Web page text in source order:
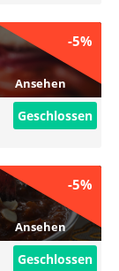
-5%
Ansehen
Geschlossen
-5%
Ansehen
Geschlossen